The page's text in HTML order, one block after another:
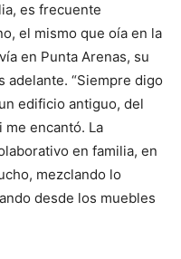
es frecuente
el mismo que oía en la
en Punta Arenas, su
adelante. “Siempre digo
edificio antiguo, del
me encantó. La
en familia, en
mezclando lo
desde los muebles